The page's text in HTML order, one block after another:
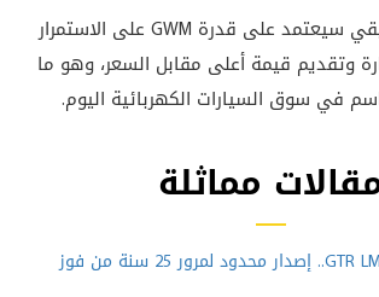
لكن النجاح الحقيقي سيعتمد على قدرة GWM على الاستمرار
وتقديم قيمة أعلى مقابل السعر، وهو ما
في سوق السيارات الكهربائية اليوم.
مماثلة